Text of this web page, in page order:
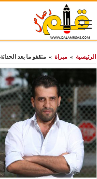
الرئيسية » مبراة » مثقفو ما بعد الحداثة